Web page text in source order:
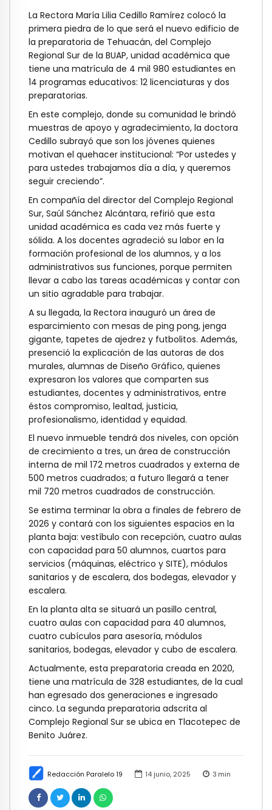
Redacción Paralelo 19 14 junio, 2025 3 min
La Rectora María Lilia Cedillo Ramírez colocó la
primera piedra de lo que será el nuevo edificio de
la preparatoria de Tehuacán, del Complejo
Regional Sur de la BUAP, unidad académica que
tiene una matrícula de 4 mil 980 estudiantes en
14 programas educativos: 12 licenciaturas y dos
preparatorias.
En este complejo, donde su comunidad le brindó
muestras de apoyo y agradecimiento, la doctora
Cedillo subrayó que son los jóvenes quienes
motivan el quehacer institucional: “Por ustedes y
para ustedes trabajamos día a día, y queremos
seguir creciendo”.
En compañía del director del Complejo Regional
Sur, Saúl Sánchez Alcántara, refirió que esta
unidad académica es cada vez más fuerte y
sólida. A los docentes agradeció su labor en la
formación profesional de los alumnos, y a los
administrativos sus funciones, porque permiten
llevar a cabo las tareas académicas y contar con
un sitio agradable para trabajar.
A su llegada, la Rectora inauguró un área de
esparcimiento con mesas de ping pong, jenga
gigante, tapetes de ajedrez y futbolitos. Además,
presenció la explicación de las autoras de dos
murales, alumnas de Diseño Gráfico, quienes
expresaron los valores que comparten sus
estudiantes, docentes y administrativos, entre
éstos compromiso, lealtad, justicia,
profesionalismo, identidad y equidad.
El nuevo inmueble tendrá dos niveles, con opción
de crecimiento a tres, un área de construcción
interna de mil 172 metros cuadrados y externa de
500 metros cuadrados; a futuro llegará a tener
mil 720 metros cuadrados de construcción.
Se estima terminar la obra a finales de febrero de
2026 y contará con los siguientes espacios en la
planta baja: vestíbulo con recepción, cuatro aulas
con capacidad para 50 alumnos, cuartos para
servicios (máquinas, eléctrico y SITE), módulos
sanitarios y de escalera, dos bodegas, elevador y
escalera.
En la planta alta se situará un pasillo central,
cuatro aulas con capacidad para 40 alumnos,
cuatro cubículos para asesoría, módulos
sanitarios, bodegas, elevador y cubo de escalera.
Actualmente, esta preparatoria creada en 2020,
tiene una matrícula de 328 estudiantes, de la cual
han egresado dos generaciones e ingresado
cinco. La segunda preparatoria adscrita al
Complejo Regional Sur se ubica en Tlacotepec de
Benito Juárez.